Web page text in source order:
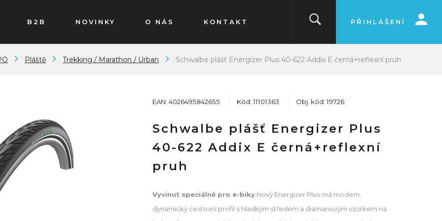
B2B NOVINKY O NÁS KONTAKT PŘIHLÁŠENÍ
Pláště Trekking / Marathon / Urban Schwalbe plášť Energizer Plus 40-622 Addix E černá+reflexní pruh
EAN: 4026495842655 Kód: 11101363 Obj. kód: 19726
Schwalbe plášť Energizer Plus
40-622 Addix E černá+reflexní
pruh
Vyvinut speciálně pro e-biky.Nový Energizer Plus má modern,
dynamický cestovní profil s hladkým středem a diamanovým vzorkem na